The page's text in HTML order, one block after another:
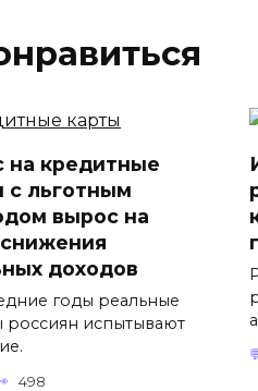
на кредитные
с льготным
вырос на
доходов
годы реальные
россиян испытывают
498